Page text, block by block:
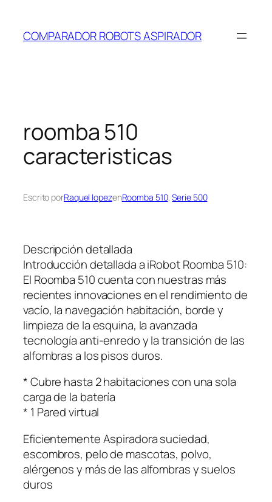
contenido
COMPARADOR ROBOTS ASPIRADOR
roomba 510
caracteristicas
Escrito porRaquel lopezenRoomba 510, Serie 500
Descripción detallada
Introducción detallada a iRobot Roomba 510:
El Roomba 510 cuenta con nuestras más
recientes innovaciones en el rendimiento de
vacío, la navegación habitación, borde y
limpieza de la esquina, la avanzada
tecnología anti-enredo y la transición de las
alfombras a los pisos duros.
* Cubre hasta 2 habitaciones con una sola
carga de la batería
* 1 Pared virtual
Eficientemente Aspiradora suciedad,
escombros, pelo de mascotas, polvo,
alérgenos y más de las alfombras y suelos
duros